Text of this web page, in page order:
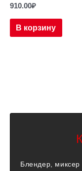
910.00₽
В корзину
Блендер, миксер